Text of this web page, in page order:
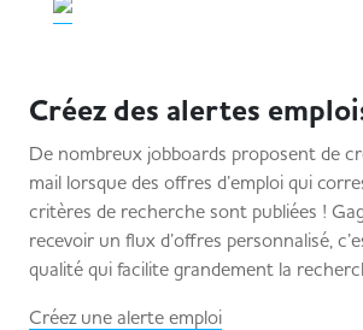
Créez des alertes
De nombreux jobboards proposent de
mail lorsque des offres d’emploi qui
critères de recherche sont publiées !
recevoir un flux d’offres personnalisé,
qualité qui facilite grandement la
Créez une alerte emploi